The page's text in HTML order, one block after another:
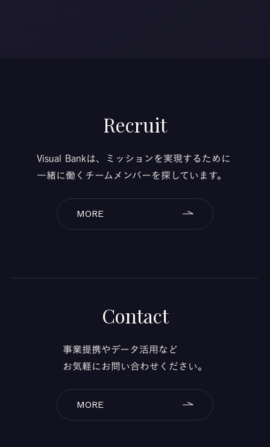
Recruit
Visual Bankは、ミッションを実現するために
一緒に働くチームメンバーを探しています。
MORE
Contact
事業提携やデータ活用など
お気軽にお問い合わせください。
MORE